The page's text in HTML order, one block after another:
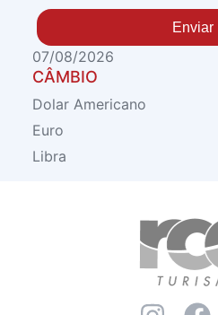
Enviar
07/08/2026
CÂMBIO
Dolar Americano
Euro
Libra